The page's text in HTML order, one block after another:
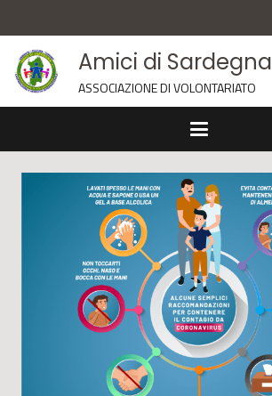
Amici di Sardegna
ASSOCIAZIONE DI VOLONTARIATO